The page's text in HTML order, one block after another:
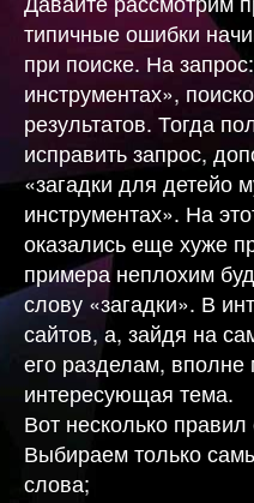
типичные ошибки
при поиске. На
инструментах»,
результатов. Тогда
исправить запрос,
«загадки для детейо
инструментах». На
оказались еще хуже
примера неплохим
слову «загадки». В
сайтов, а, зайдя на
его разделам, вполне
интересующая тема.
Вот несколько
Выбираем только
слова;